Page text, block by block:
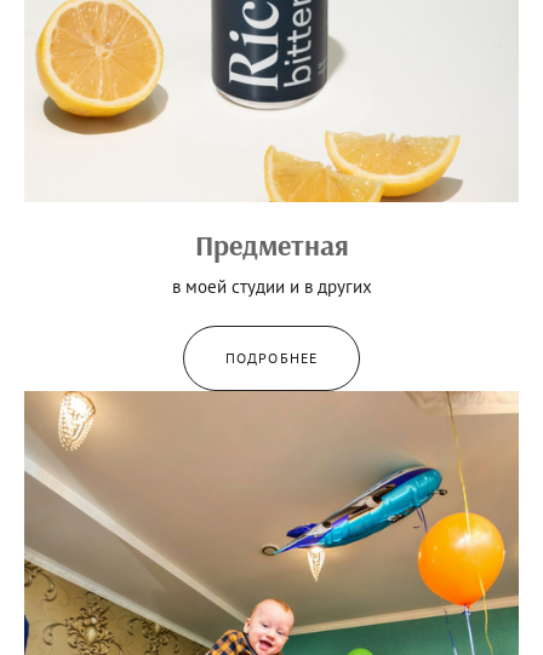
Предметная
в моей студии и в других
ПОДРОБНЕЕ